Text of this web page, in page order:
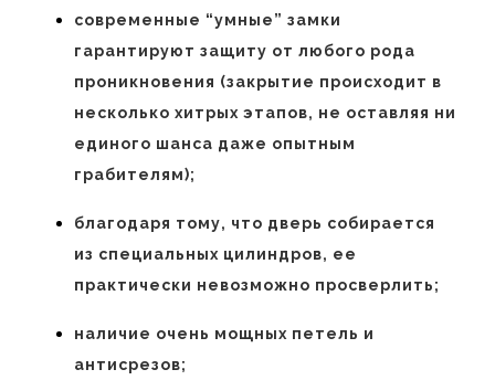
современные “умные” замки
гарантируют защиту от любого рода
проникновения (закрытие происходит в
несколько хитрых этапов, не оставляя ни
единого шанса даже опытным
грабителям);
благодаря тому, что дверь собирается
из специальных цилиндров, ее
практически невозможно просверлить;
наличие очень мощных петель и
антисрезов;